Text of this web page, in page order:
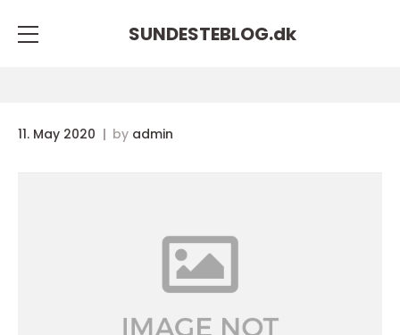
SUNDESTEBLOG.dk
11. May 2020 by admin